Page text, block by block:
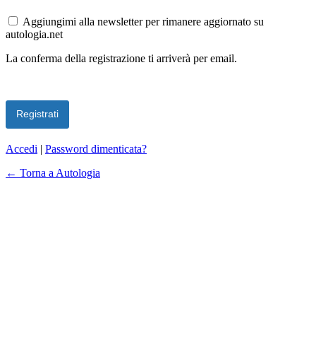
Aggiungimi alla newsletter per rimanere aggiornato su
autologia.net
La conferma della registrazione ti arriverà per email.
Accedi | Password dimenticata?
← Torna a Autologia